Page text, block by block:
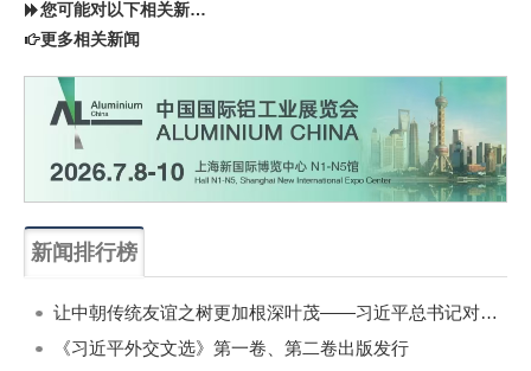
您可能对以下相关新闻同样感兴趣
更多相关新闻
新闻排行榜
让中朝传统友谊之树更加根深叶茂——习近平总书记对朝鲜进行国事访问纪实
《习近平外交文选》第一卷、第二卷出版发行